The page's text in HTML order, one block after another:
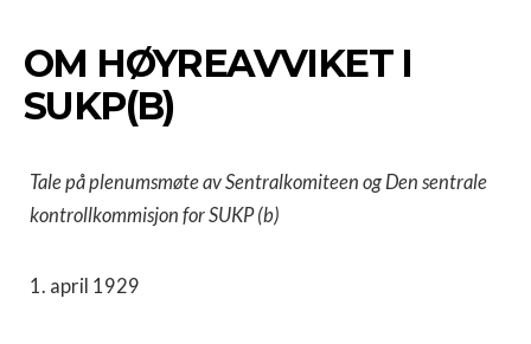
OM HØYREAVVIKET I
SUKP(B)
Tale på plenumsmøte av Sentralkomiteen ogDen sentrale
kontrollkommisjon for SUKP (b)
1. april 1929